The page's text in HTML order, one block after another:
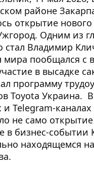
районе
открытие
Одним из
стал Владимир
мира пообщался с
в высадке
программу
Toyota Украина.
и Telegram-
не само
в бизнес-событии
находящемся